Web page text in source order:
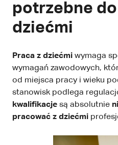
potrzebne
dziećmi
Praca z dziećmi wymaga
wymagań zawodowych,
od miejsca pracy i wieku
stanowisk podlega
kwalifikacje są absolutnie
pracować z dziećmi